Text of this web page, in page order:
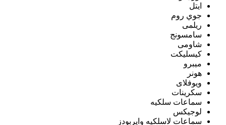
ايتل
جوي روم
ريلمى
سامسونج
شاومى
كيسليكت
ميبرو
هونر
ويوفلاى
سكرينات
سماعات سلكيه
لوجيكس
سماعات لاسلكيه وايربودز